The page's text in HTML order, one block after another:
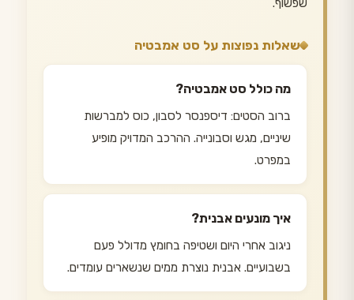
שפשוף.
שאלות נפוצות על סט אמבטיה
מה כולל סט אמבטיה?
ברוב הסטים: דיספנסר לסבון, כוס למברשות
שיניים, מגש וסבונייה. ההרכב המדויק מופיע
במפרט.
איך מונעים אבנית?
ניגוב אחרי היום ושטיפה בחומץ מדולל פעם
בשבועיים. אבנית נוצרת ממים שנשארים עומדים.